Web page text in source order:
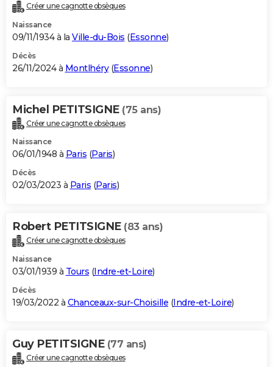
Créer une cagnotte obsèques
Naissance
09/11/1934 à la Ville-du-Bois (Essonne)
Décès
26/11/2024 à Montlhéry(Essonne)
Michel PETITSIGNE (75 ans)
Créer une cagnotte obsèques
Naissance
06/01/1948 à Paris (Paris)
Décès
02/03/2023 à Paris (Paris)
Robert PETITSIGNE (83 ans)
Créer une cagnotte obsèques
Naissance
03/01/1939 à Tours (Indre-et-Loire)
Décès
19/03/2022 à Chanceaux-sur-Choisille (Indre-et-Loire)
Guy PETITSIGNE (77 ans)
Créer une cagnotte obsèques